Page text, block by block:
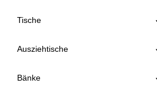
Tische
Ausziehtische
Bänke